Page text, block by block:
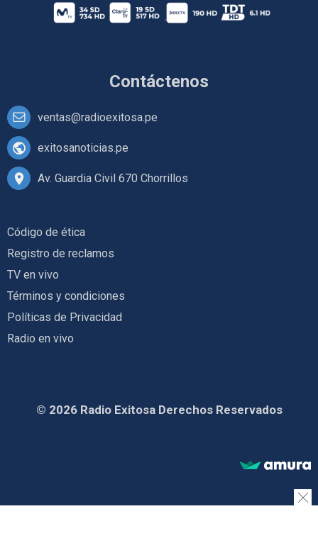
Contáctenos
ventas@radioexitosa.pe
exitosanoticias.pe
Av. Guardia Civil 670 Chorrillos
Código de ética
Registro de reclamos
TV en vivo
Términos y condiciones
Políticas de Privacidad
Radio en vivo
© 2026 Radio Exitosa Derechos Reservados